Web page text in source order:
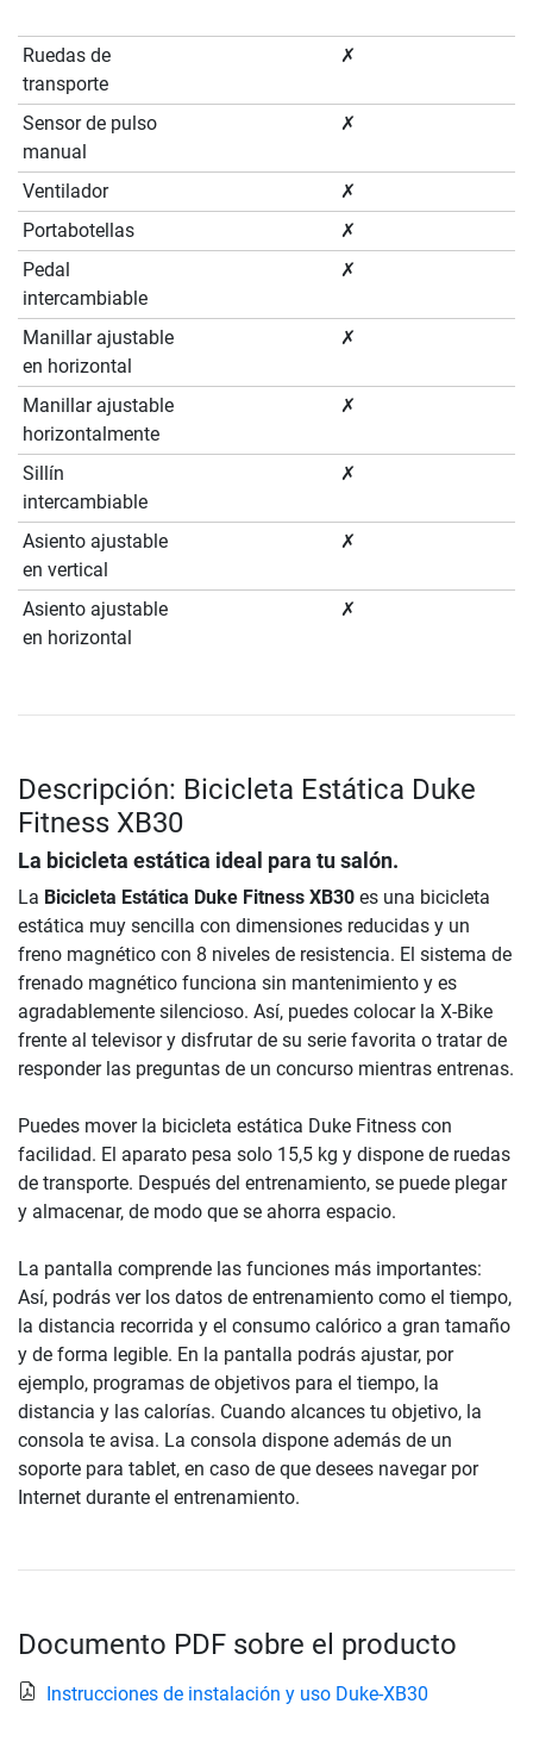
Ruedas de
transporte
✗
Sensor de pulso
manual
✗
Ventilador
✗
Portabotellas
✗
Pedal
intercambiable
✗
Manillar ajustable
en horizontal
✗
Manillar ajustable
horizontalmente
✗
Sillín
intercambiable
✗
Asiento ajustable
en vertical
✗
Asiento ajustable
en horizontal
✗
Descripción: Bicicleta Estática Duke
Fitness XB30
La bicicleta estática ideal para tu salón.
La Bicicleta Estática Duke Fitness XB30 es una bicicleta
estática muy sencilla con dimensiones reducidas y un
freno magnético con 8 niveles de resistencia. El sistema de
frenado magnético funciona sin mantenimiento y es
agradablemente silencioso. Así, puedes colocar la X-Bike
frente al televisor y disfrutar de su serie favorita o tratar de
responder las preguntas de un concurso mientras entrenas.
Puedes mover la bicicleta estática Duke Fitness con
facilidad. El aparato pesa solo 15,5 kg y dispone de ruedas
de transporte. Después del entrenamiento, se puede plegar
y almacenar, de modo que se ahorra espacio.
La pantalla comprende las funciones más importantes:
Así, podrás ver los datos de entrenamiento como el tiempo,
la distancia recorrida y el consumo calórico a gran tamaño
y de forma legible. En la pantalla podrás ajustar, por
ejemplo, programas de objetivos para el tiempo, la
distancia y las calorías. Cuando alcances tu objetivo, la
consola te avisa. La consola dispone además de un
soporte para tablet, en caso de que desees navegar por
Internet durante el entrenamiento.
Documento PDF sobre el producto
Instrucciones de instalación y uso Duke-XB30